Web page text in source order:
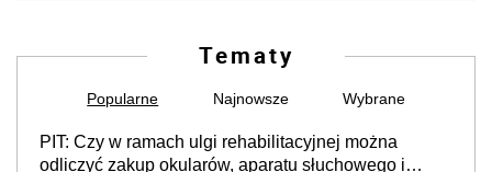
Tematy
Popularne Najnowsze Wybrane
PIT: Czy w ramach ulgi rehabilitacyjnej można
odliczyć zakup okularów, aparatu słuchowego i